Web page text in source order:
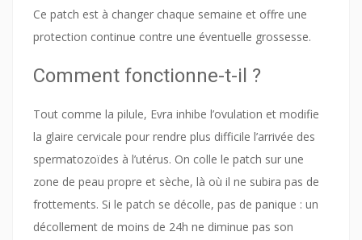
Ce patch est à changer chaque semaine et offre une
protection continue contre une éventuelle grossesse.
Comment fonctionne-t-il ?
Tout comme la pilule, Evra inhibe l’ovulation et modifie
la glaire cervicale pour rendre plus difficile l’arrivée des
spermatozoïdes à l’utérus. On colle le patch sur une
zone de peau propre et sèche, là où il ne subira pas de
frottements. Si le patch se décolle, pas de panique : un
décollement de moins de 24h ne diminue pas son